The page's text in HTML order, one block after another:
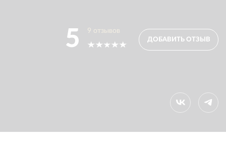
5 9 отзывов
ДОБАВИТЬ ОТЗЫВ